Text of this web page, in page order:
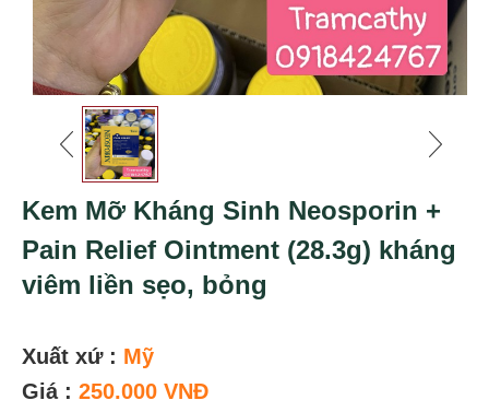
Kem Mỡ Kháng Sinh Neosporin +
Pain Relief Ointment (28.3g) kháng
viêm liền sẹo, bỏng
Xuất xứ : Mỹ
Giá : 250.000 VNĐ